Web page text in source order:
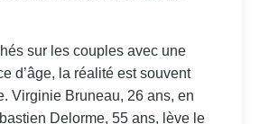
sur les couples avec une
d’âge, la réalité est souvent
Virginie Bruneau, 26 ans, en
Delorme, 55 ans, lève le